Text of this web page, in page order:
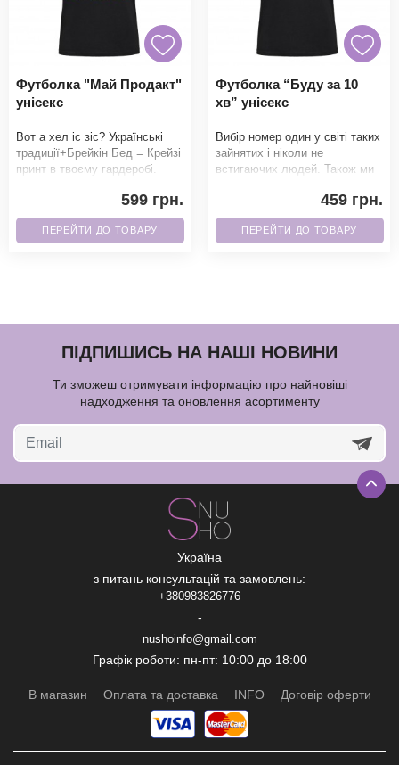
Футболка "Май Продакт"
унісекс
Вот а хел іс зіс? Українські
традиції+Брейкін Бед = Крейзі
принт в твоєму гардеробі.
599 грн.
ПЕРЕЙТИ ДО ТОВАРУ
Футболка “Буду за 10
хв” унісекс
Вибір номер один у світі таких
зайнятих і ніколи не
встигаючих людей. Також ми
459 грн.
ПЕРЕЙТИ ДО ТОВАРУ
ПІДПИШИСЬ НА НАШІ НОВИНИ
Ти зможеш отримувати інформацію про найновіші
надходження та оновлення асортименту
Україна
з питань консультацій та замовлень:
+380983826776
-
nushoinfo@gmail.com
Графік роботи: пн-пт: 10:00 до 18:00
В магазин Оплата та доставка INFO Договір оферти